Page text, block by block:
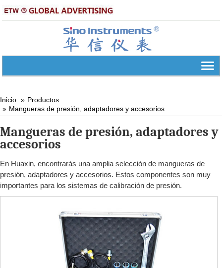
Inicio
Productos
Mangueras de presión, adaptadores y accesorios
Mangueras de presión, adaptadores y
accesorios
En Huaxin, encontrarás una amplia selección de mangueras de
presión, adaptadores y accesorios. Estos componentes son muy
importantes para los sistemas de calibración de presión.